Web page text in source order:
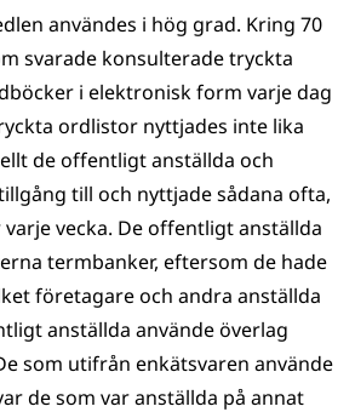
användes i hög grad. Kring 70
svarade konsulterade tryckta
i elektronisk form varje dag
ordlistor nyttjades inte lika
de offentligt anställda och
till och nyttjade sådana ofta,
vecka. De offentligt anställda
termbanker, eftersom de hade
företagare och andra anställda
anställda använde överlag
som utifrån enkätsvaren använde
de som var anställda på annat